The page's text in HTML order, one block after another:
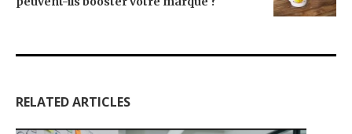
RELATED ARTICLES